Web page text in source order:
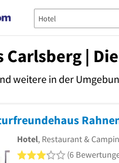
Carlsberg |
weitere in der
Hotel, Restaurant &
3 von 5
(6